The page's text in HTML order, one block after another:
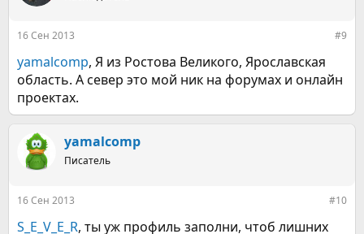
16 Сен 2013 #9
yamalcomp, Я из Ростова Великого, Ярославская
область. А север это мой ник на форумах и онлайн
проектах.
yamalcomp
Писатель
16 Сен 2013 #10
S_E_V_E_R, ты уж профиль заполни, чтоб лишних